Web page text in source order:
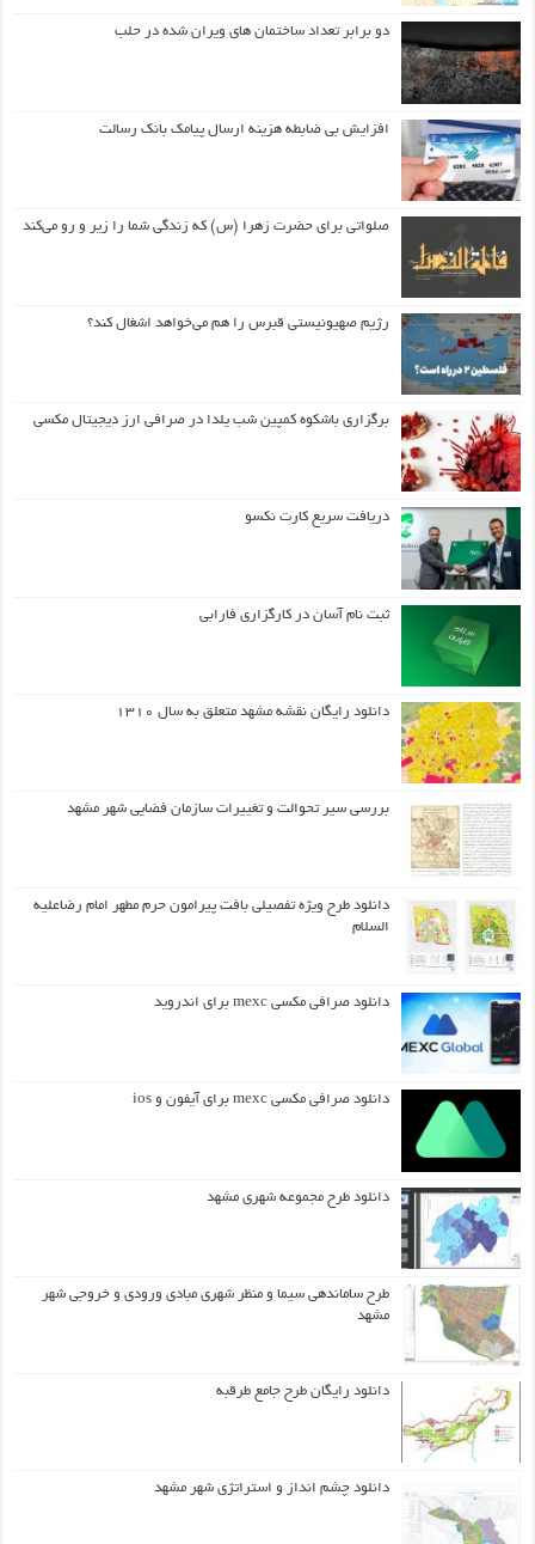
دو برابر تعداد ساختمان های ویران شده در حلب
افزایش بی ضابطه هزینه ارسال پیامک بانک رسالت
صلواتی برای حضرت زهرا (س) که زندگی شما را زیر و رو می‌کند
رژیم صهیونیستی قبرس را هم می‌خواهد اشغال کند؟
برگزاری باشکوه کمپین شب یلدا در صرافی ارز دیجیتال مکسی
دریافت سریع کارت نکسو
ثبت نام آسان در کارگزاری فارابی
دانلود رایگان نقشه مشهد متعلق به سال ۱۳۱۰
بررسی سیر تحوالت و تغییرات سازمان فضایی شهر مشهد
دانلود طرح ويژه تفصيلي بافت پيرامون حرم مطهر امام رضاعليه
السلام
دانلود صرافی مکسی mexc برای اندروید
دانلود صرافی مکسی mexc برای آیفون و ios
دانلود طرح مجموعه شهری مشهد
طرح ساماندهی سیما و منظر شهری مبادی ورودی و خروجی شهر
مشهد
دانلود رایگان طرح جامع طرقبه
دانلود چشم انداز و استراتژی شهر مشهد